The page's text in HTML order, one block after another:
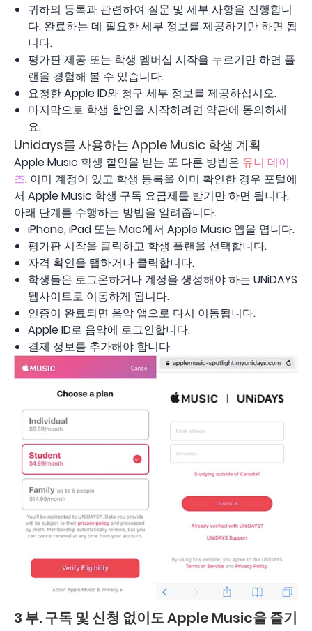
귀하의 등록과 관련하여 질문 및 세부 사항을 진행합니
다. 완료하는 데 필요한 세부 정보를 제공하기만 하면 됩
니다.
평가판 제공 또는 학생 멤버십 시작을 누르기만 하면 플
랜을 경험해 볼 수 있습니다.
요청한 Apple ID와 청구 세부 정보를 제공하십시오.
마지막으로 학생 할인을 시작하려면 약관에 동의하세
요.
Unidays를 사용하는 Apple Music 학생 계획
Apple Music 학생 할인을 받는 또 다른 방법은 유니 데이
즈. 이미 계정이 있고 학생 등록을 이미 확인한 경우 포털에
서 Apple Music 학생 구독 요금제를 받기만 하면 됩니다.
아래 단계를 수행하는 방법을 알려줍니다.
iPhone, iPad 또는 Mac에서 Apple Music 앱을 엽니다.
평가판 시작을 클릭하고 학생 플랜을 선택합니다.
자격 확인을 탭하거나 클릭합니다.
학생들은 로그온하거나 계정을 생성해야 하는 UNiDAYS
웹사이트로 이동하게 됩니다.
인증이 완료되면 음악 앱으로 다시 이동됩니다.
Apple ID로 음악에 로그인합니다.
결제 정보를 추가해야 합니다.
3 부. 구독 및 신청 없이도 Apple Music을 즐기